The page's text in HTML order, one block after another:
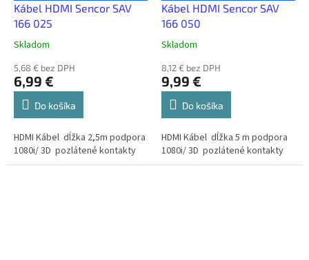
Kábel HDMI Sencor SAV
166 025
Skladom
5,68 € bez DPH
6,99 €
Do košíka
HDMI Kábel dĺžka 2,5m podpora
1080i/ 3D pozlátené kontakty
Kábel HDMI Sencor SAV
166 050
Skladom
8,12 € bez DPH
9,99 €
Do košíka
HDMI Kábel dĺžka 5 m podpora
1080i/ 3D pozlátené kontakty